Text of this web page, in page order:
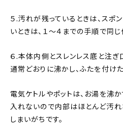
５.汚れが残っているときは、スポ
いときは、１〜４までの手順で同じ
６.本体内側とスレンレス底と注ぎ
通常どおりに沸かし、ふたを付け
電気ケトルやポットは、お湯を沸
入れないので内部はほとんど汚れ
しまいがちです。